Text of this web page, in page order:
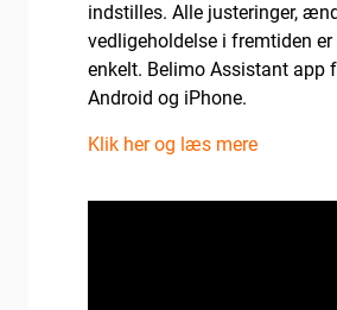
indstilles. Alle justeringer,
vedligeholdelse i fremtiden er
enkelt. Belimo Assistant app
Android og iPhone.
Klik her og læs mere